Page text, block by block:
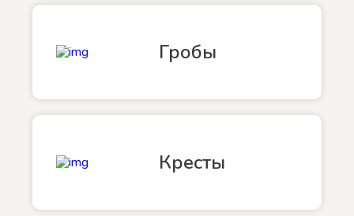
Гробы
Кресты